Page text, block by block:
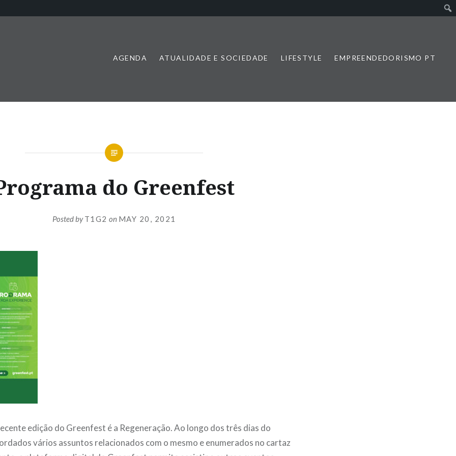
AGENDA ATUALIDADE E SOCIEDADE LIFESTYLE EMPREENDEDORISMO PT
do Greenfest
Posted byT1G2 on MAY 20, 2021
edição do Greenfest é a Regeneração. Ao longo dos três dias do
vários assuntos relacionados com o mesmo e enumerados no cartaz